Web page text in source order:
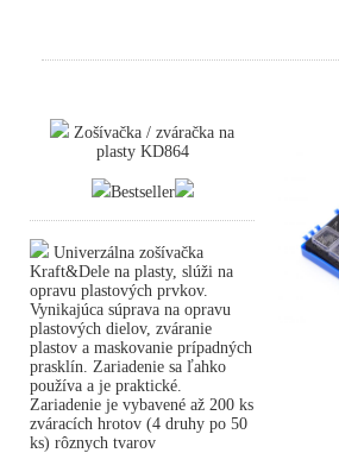
Zošívačka / zváračka na
plasty KD864
Bestseller
Univerzálna zošívačka
Kraft&Dele na plasty, slúži na
opravu plastových prvkov.
Vynikajúca súprava na opravu
plastových dielov, zváranie
plastov a maskovanie prípadných
prasklín. Zariadenie sa ľahko
používa a je praktické.
Zariadenie je vybavené až 200 ks
zváracích hrotov (4 druhy po 50
ks) rôznych tvarov